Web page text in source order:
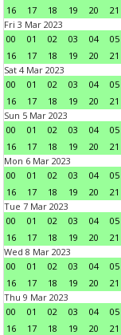
16
17 18 19 20 21
Fri 3 Mar 2023
00
01 02 03 04 05
16
17 18 19 20 21
Sat 4 Mar 2023
00
01 02 03 04 05
16
17 18 19 20 21
Sun 5 Mar 2023
00
01 02 03 04 05
16
17 18 19 20 21
Mon 6 Mar 2023
00
01 02 03 04 05
16
17 18 19 20 21
Tue 7 Mar 2023
00
01 02 03 04 05
16
17 18 19 20 21
Wed 8 Mar 2023
00
01 02 03 04 05
16
17 18 19 20 21
Thu 9 Mar 2023
00
01 02 03 04 05
16
17 18 19 20 21